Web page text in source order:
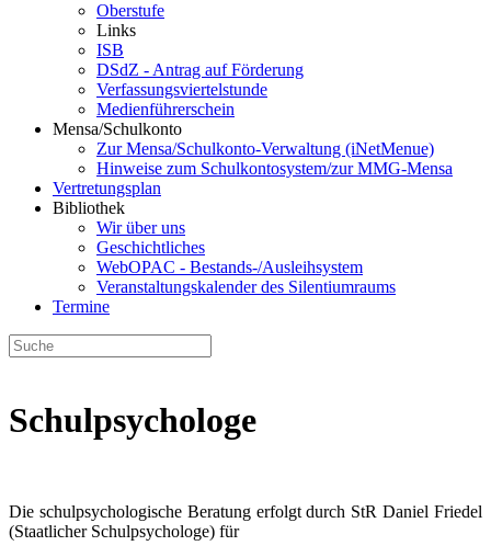
Oberstufe
Links
ISB
DSdZ - Antrag auf Förderung
Verfassungsviertelstunde
Medienführerschein
Mensa/Schulkonto
Zur Mensa/Schulkonto-Verwaltung (iNetMenue)
Hinweise zum Schulkontosystem/zur MMG-Mensa
Vertretungsplan
Bibliothek
Wir über uns
Geschichtliches
WebOPAC - Bestands-/Ausleihsystem
Veranstaltungskalender des Silentiumraums
Termine
Schulpsychologe
Die schulpsychologische Beratung erfolgt durch StR Daniel Friedel
(Staatlicher Schulpsychologe) für